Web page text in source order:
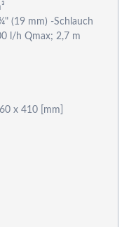
(19 mm) -Schlauch
l/h Qmax; 2,7 m
x 410 [mm]